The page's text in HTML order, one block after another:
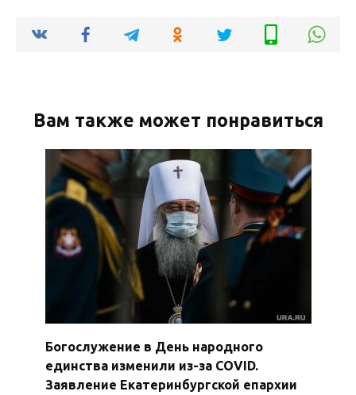
Вам также может понравиться
Богослужение в День народного
единства изменили из-за COVID.
Заявление Екатеринбургской епархии